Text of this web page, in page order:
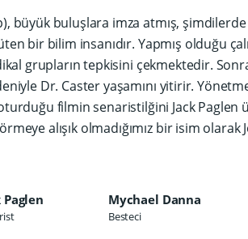
büyük buluşlara imza atmış,
bir bilim insanıdır. Yapmış olduğu
grupların tepkisini çekmektedir.
Dr. Caster yaşamını yitirir.
filmin senaristilğini Jack Paglen
alışık olmadığımız bir isim olarak
Paglen Mychael Danna
Besteci